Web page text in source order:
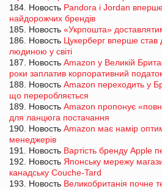
184. Новость Pandora і Jordan
найдорожчих брендів
185. Новость «Укрпошта»
186. Новость Цукерберг вперше
людиною у світі
187. Новость Amazon у Великій
роки заплатив корпоративний
188. Новость Amazon переходить у
що переробляється
189. Новость Amazon пропонує
для ланцюга постачання
190. Новость Amazon має намір
менеджерів
191. Новость Вартість бренду Apple
192. Новость Японську мережу
канадську Couche-Tard
193. Новость Великобританія почне